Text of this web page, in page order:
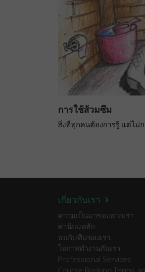
การใช้ส้วมซึม
สิ่งที่ทุกคนต้องการรู้ แต่ไม่
เกี่ยวกับเรา
ความเป็นมาของพวกเรา
ค่านิยมหลัก
พบกับทีมของเรา
โอกาสทำงานกับเรา
Professional Services